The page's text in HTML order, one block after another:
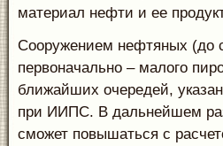
материал нефти и ее
Сооружением нефтяных (до
первоначально – малого
ближайших очередей,
при ИИПС. В дальнейшем
сможет повышаться с